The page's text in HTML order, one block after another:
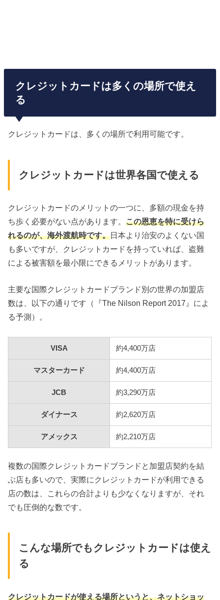
クレジットカードは多くの場所で使え
る
クレジットカードは、多くの場所で利用可能です。
クレジットカードは世界各国で使える
クレジットカードのメリットの一つに、多額の現金を持
ち歩く必要がない点があります。この恩恵を特に受けら
れるのが、海外渡航時です。日本より治安のよくない国
も多いですが、クレジットカードを持っていれば、盗難
による被害額を最小限にできるメリットがあります。
主要な国際クレジットカードブランド別の世界の加盟店
数は、以下の通りです（『The Nilson Report 2017』によ
る予測）。
VISA 約4,400万店
マスターカード 約4,400万店
JCB 約3,290万店
ダイナース 約2,620万店
アメックス 約2,210万店
複数の国際クレジットカードブランドと加盟店契約を結
ぶ店も多いので、実際にクレジットカードが利用できる
店の数は、これらの合計よりも少なくなりますが、それ
でも圧倒的な数です。
こんな場所でもクレジットカードは使え
る
クレジットカードが使える場所というと、ネットショッ